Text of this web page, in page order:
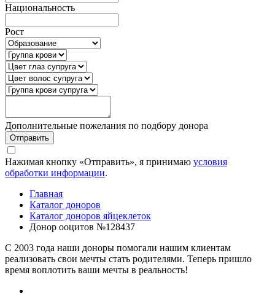
Национальность
Рост
Дополнительные пожелания по подбору донора
Отправить
Нажимая кнопку «Отправить», я принимаю условия
обработки информации.
Главная
Каталог доноров
Каталог доноров яйцеклеток
Донор ооцитов №128437
C 2003 года наши доноры помогали нашим клиентам
реализовать свои мечты стать родителями. Теперь пришло
время воплотить ваши мечты в реальность!